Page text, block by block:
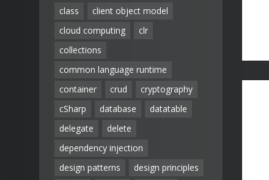
class
client object model
cloud computing
clr
collections
common language runtime
container
crud
cryptography
cSharp
database
datatable
delegate
delete
dependency injection
design patterns
design principles